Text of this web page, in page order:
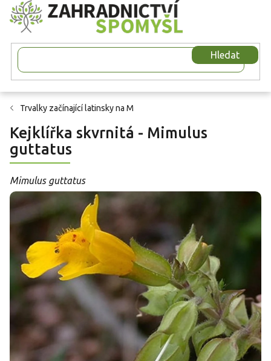
Přejít
na
obsah
Hledat
Trvalky začínající latinsky na M
Kejklířka skvrnitá - Mimulus
guttatus
Mimulus guttatus